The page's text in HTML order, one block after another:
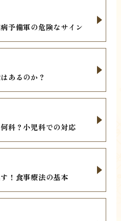
予備軍の危険なサイン
あるのか？
科？小児科での対応
！食事療法の基本